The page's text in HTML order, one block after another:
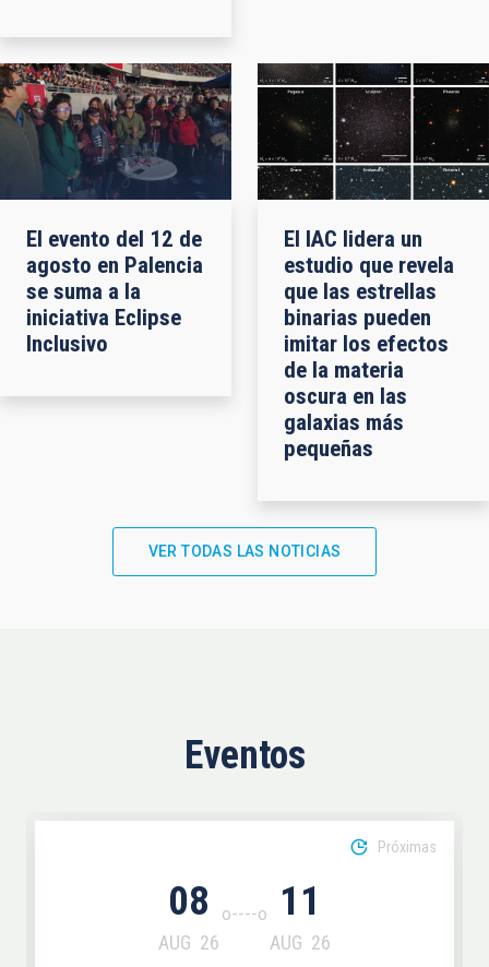
El evento del 12 de
agosto en Palencia
se suma a la
iniciativa Eclipse
Inclusivo
El IAC lidera un
estudio que revela
que las estrellas
binarias pueden
imitar los efectos
de la materia
oscura en las
galaxias más
pequeñas
VER TODAS LAS NOTICIAS
Eventos
08
AUG 26
11
AUG 26
Próximas